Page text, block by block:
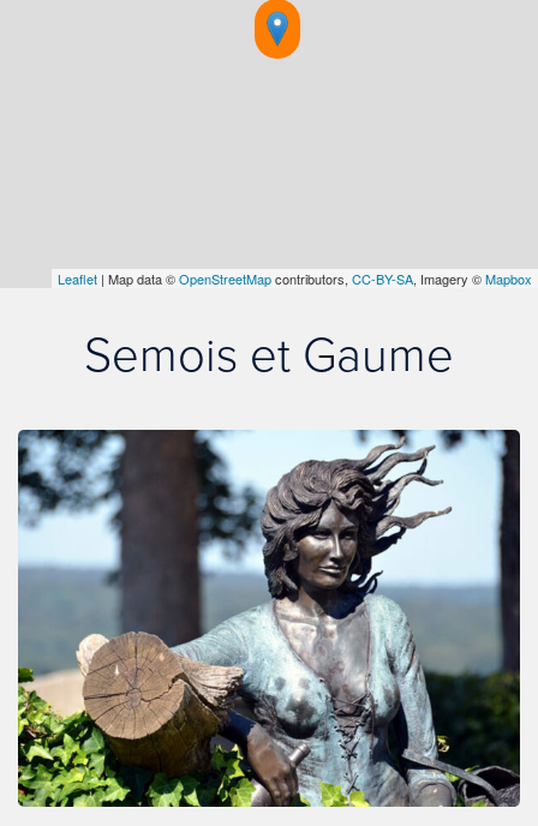
Leaflet | Map data ©OpenStreetMapcontributors, CC-BY-SA, Imagery ©Mapbox
Semois et Gaume